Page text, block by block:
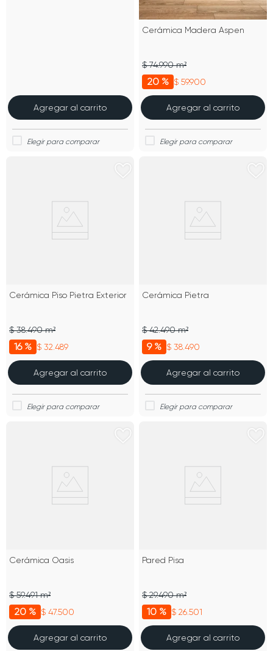
Agregar al carrito
Cerámica Madera Aspen
20 % $ 59.900
$ 74.990 m²
Agregar al carrito
Cerámica Piso Pietra Exterior
16 % $ 32.489
$ 38.490 m²
Agregar al carrito
Cerámica Pietra
9 % $ 38.490
$ 42.490 m²
Agregar al carrito
Cerámica Oasis
20 % $ 47.500
$ 59.491 m²
Agregar al carrito
Pared Pisa
10 % $ 26.501
$ 29.490 m²
Agregar al carrito